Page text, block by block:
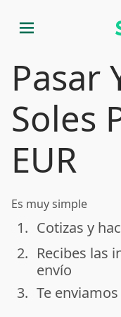
menu
Pasar
Soles
EUR
Es muy simple
done
1. Cotizas y
done
2. Recibes las
envío
done
3. Te